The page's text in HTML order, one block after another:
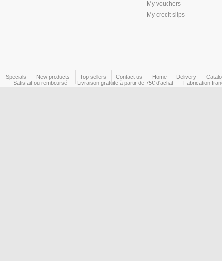
My vouchers
My credit slips
Specials New products Top sellers Contact us Home Delivery
Satisfait ou remboursé
Livraison gratuite à partir de 75€ d'achat Fabrication